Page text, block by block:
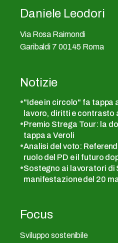
Daniele Leodori
Via Rosa Raimondi
Garibaldi 7 00145 Roma
Notizie
"Idee in circolo" fa tappa
lavoro, diritti e contrasto
Premio Strega Tour: la
tappa a Veroli
Analisi del voto:
ruolo del PD e il futuro
Sostegno ai lavoratori di
manifestazione del 20
Focus
Sviluppo sostenibile